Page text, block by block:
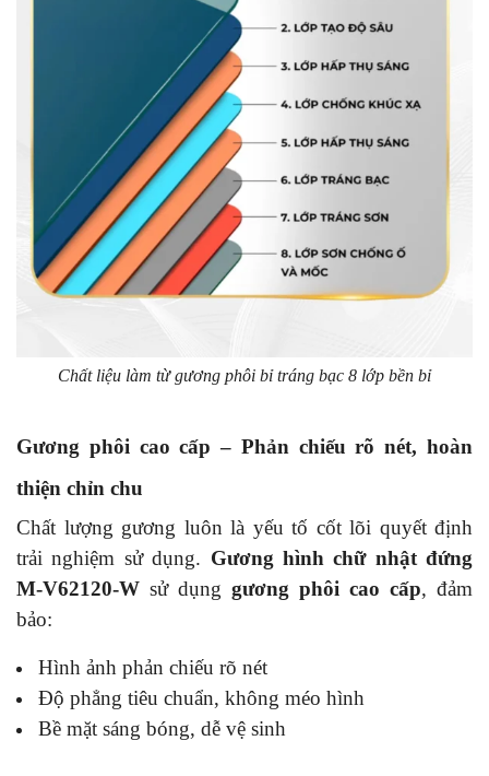
Chất liệu làm từ gương phôi bỉ tráng bạc 8 lớp bền bỉ
Gương phôi cao cấp – Phản chiếu rõ nét, hoàn
thiện chỉn chu
Chất lượng gương luôn là yếu tố cốt lõi quyết định
trải nghiệm sử dụng. Gương hình chữ nhật đứng
M-V62120-W sử dụng gương phôi cao cấp, đảm
bảo:
Hình ảnh phản chiếu rõ nét
Độ phẳng tiêu chuẩn, không méo hình
Bề mặt sáng bóng, dễ vệ sinh